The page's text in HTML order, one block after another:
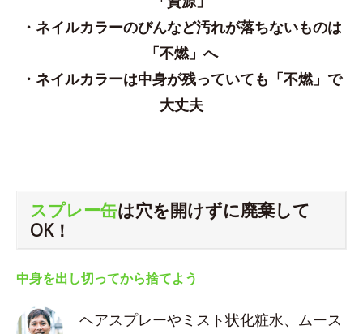
・ネイルカラーのびんなど汚れが落ちないものは
「不燃」へ
・ネイルカラーは中身が残っていても「不燃」で
大丈夫
スプレー缶は穴を開けずに廃棄して
OK！
中身を出し切ってから捨てよう
ヘアスプレーやミスト状化粧水、ムース